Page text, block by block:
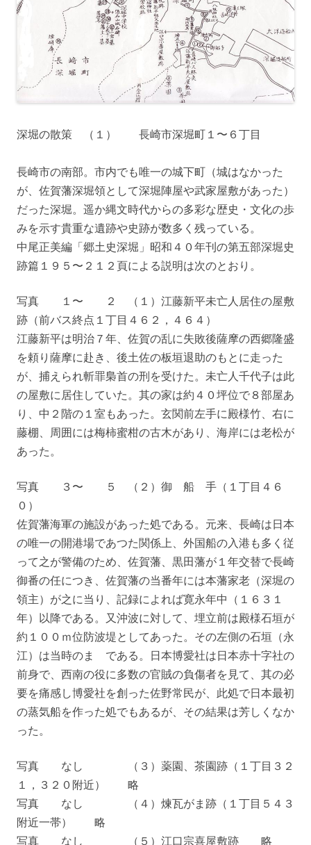
深堀の散策 （１） 長崎市深堀町１〜６丁目
長崎市の南部。市内でも唯一の城下町（城はなかった
が、佐賀藩深堀領として深堀陣屋や武家屋敷があった）
だった深堀。遥か縄文時代からの多彩な歴史・文化の歩
みを示す貴重な遺跡や史跡が数多く残っている。
中尾正美編「郷土史深堀」昭和４０年刊の第五部深堀史
跡篇１９５〜２１２頁による説明は次のとおり。
写真 １〜 ２ （１）江藤新平未亡人居住の屋敷
跡（前バス終点１丁目４６２，４６４）
江藤新平は明治７年、佐賀の乱に失敗後薩摩の西郷隆盛
を頼り薩摩に赴き、後土佐の板垣退助のもとに走った
が、捕えられ斬罪梟首の刑を受けた。未亡人千代子は此
の屋敷に居住していた。其の家は約４０坪位で８部屋あ
り、中２階の１室もあった。玄関前左手に殿様竹、右に
藤棚、周囲には梅柿蜜柑の古木があり、海岸には老松が
あった。
写真 ３〜 ５ （２）御 船 手（１丁目４６
０）
佐賀藩海軍の施設があった処である。元来、長崎は日本
の唯一の開港場であつた関係上、外国船の入港も多く従
って之が警備のため、佐賀藩、黒田藩が１年交替で長崎
御番の任につき、佐賀藩の当番年には本藩家老（深堀の
領主）が之に当り、記録によれば寛永年中（１６３１
年）以降である。又沖波に対して、埋立前は殿様石垣が
約１００ｍ位防波堤としてあった。その左側の石垣（永
江）は当時のまゝである。日本博愛社は日本赤十字社の
前身で、西南の役に多数の官賊の負傷者を見て、其の必
要を痛感し博愛社を創った佐野常民が、此処で日本最初
の蒸気船を作った処でもあるが、その結果は芳しくなか
った。
写真 なし （３）薬園、茶園跡（１丁目３２
１，３２０附近） 略
写真 なし （４）煉瓦がま跡（１丁目５４３
附近一帯） 略
写真 なし （５）江口宗喜屋敷跡 略